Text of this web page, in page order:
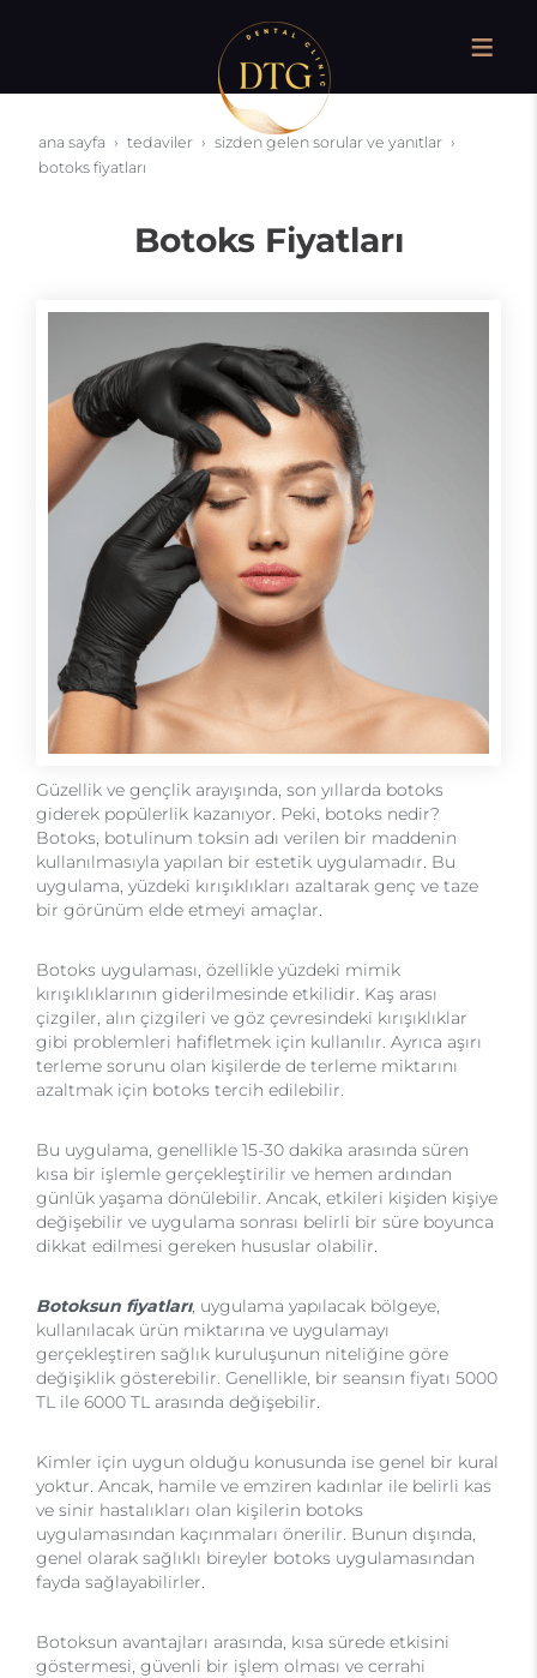
ana sayfa tedaviler
sizden gelen sorular ve yanıtlar
botoks fiyatları
Botoks Fiyatları
Güzellik ve gençlik arayışında, son yıllarda botoks
giderek popülerlik kazanıyor. Peki, botoks nedir?
Botoks, botulinum toksin adı verilen bir maddenin
kullanılmasıyla yapılan bir estetik uygulamadır. Bu
uygulama, yüzdeki kırışıklıkları azaltarak genç ve taze
bir görünüm elde etmeyi amaçlar.
Botoks uygulaması, özellikle yüzdeki mimik
kırışıklıklarının giderilmesinde etkilidir. Kaş arası
çizgiler, alın çizgileri ve göz çevresindeki kırışıklıklar
gibi problemleri hafifletmek için kullanılır. Ayrıca aşırı
terleme sorunu olan kişilerde de terleme miktarını
azaltmak için botoks tercih edilebilir.
Bu uygulama, genellikle 15-30 dakika arasında süren
kısa bir işlemle gerçekleştirilir ve hemen ardından
günlük yaşama dönülebilir. Ancak, etkileri kişiden kişiye
değişebilir ve uygulama sonrası belirli bir süre boyunca
dikkat edilmesi gereken hususlar olabilir.
Botoksun fiyatları, uygulama yapılacak bölgeye,
kullanılacak ürün miktarına ve uygulamayı
gerçekleştiren sağlık kuruluşunun niteliğine göre
değişiklik gösterebilir. Genellikle, bir seansın fiyatı 5000
TL ile 6000 TL arasında değişebilir.
Kimler için uygun olduğu konusunda ise genel bir kural
yoktur. Ancak, hamile ve emziren kadınlar ile belirli kas
ve sinir hastalıkları olan kişilerin botoks
uygulamasından kaçınmaları önerilir. Bunun dışında,
genel olarak sağlıklı bireyler botoks uygulamasından
fayda sağlayabilirler.
Botoksun avantajları arasında, kısa sürede etkisini
göstermesi, güvenli bir işlem olması ve cerrahi